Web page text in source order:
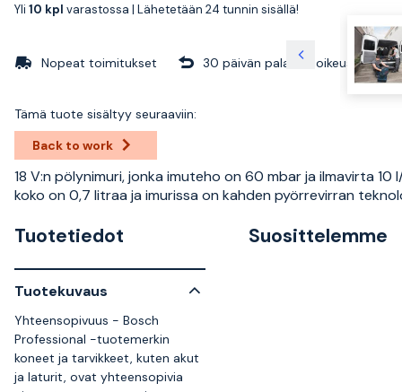
Yli 10 kpl varastossa | Lähetetään 24 tunnin sisällä!
Nopeat toimitukset 30 päivän palautusoikeus
Tämä tuote sisältyy seuraaviin:
Back to work
18 V:n pölynimuri, jonka imuteho on 60 mbar ja ilmavirta 10
koko on 0,7 litraa ja imurissa on kahden pyörrevirran
Tuotetiedot
Tuotekuvaus
Yhteensopivuus - Bosch
Professional -tuotemerkin
koneet ja tarvikkeet, kuten akut
ja laturit, ovat yhteensopivia
Suosittelemme